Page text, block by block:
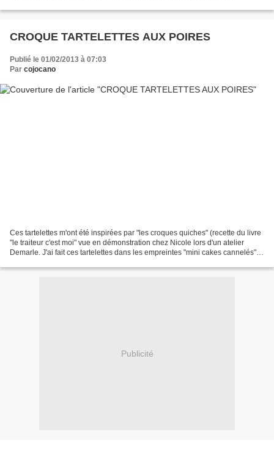
CROQUE TARTELETTES AUX POIRES
Publié le 01/02/2013 à 07:03
Par cojocano
Ces tartelettes m'ont été inspirées par "les croques quiches" (recette du livre
"le traiteur c'est moi" vue en démonstration chez Nicole lors d'un atelier
Demarle. J'ai fait ces tartelettes dans les empreintes "mini cakes cannelés"
Publicité